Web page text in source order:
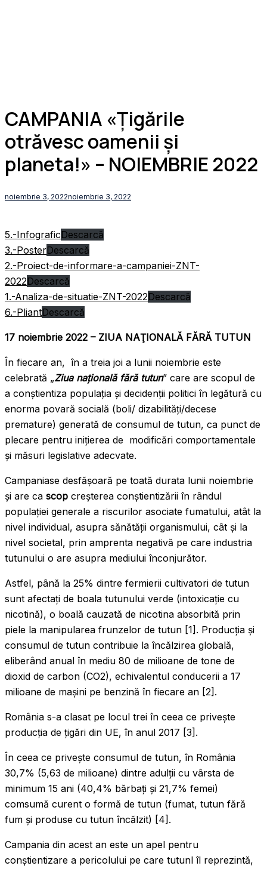
CAMPANIA «Ţigările
otrăvesc oamenii şi
planeta!» – NOIEMBRIE 2022
noiembrie 3, 2022noiembrie 3, 2022
5.-InfograficDescarcă
3.-PosterDescarcă
2.-Proiect-de-informare-a-campaniei-ZNT-
2022Descarcă
1.-Analiza-de-situatie-ZNT-2022Descarcă
6.-PliantDescarcă
17 noiembrie 2022 – ZIUA NAŢIONALĂ FĂRĂ TUTUN
În fiecare an, în a treia joi a lunii noiembrie este
celebrată „Ziua naţională fără tutun” care are scopul de
a conştientiza populația şi decidenţii politici în legătură cu
enorma povară socială (boli/ dizabilități/decese
premature) generată de consumul de tutun, ca punct de
plecare pentru inițierea de modificări comportamentale
și măsuri legislative adecvate.
Campaniase desfășoară pe toată durata lunii noiembrie
și are ca scop creșterea conștientizării în rândul
populației generale a riscurilor asociate fumatului, atât la
nivel individual, asupra sănătății organismului, cât și la
nivel societal, prin amprenta negativă pe care industria
tutunului o are asupra mediului înconjurător.
Astfel, până la 25% dintre fermierii cultivatori de tutun
sunt afectați de boala tutunului verde (intoxicație cu
nicotină), o boală cauzată de nicotina absorbită prin
piele la manipularea frunzelor de tutun [1]. Producția și
consumul de tutun contribuie la încălzirea globală,
eliberând anual în mediu 80 de milioane de tone de
dioxid de carbon (CO2), echivalentul conducerii a 17
milioane de mașini pe benzină în fiecare an [2].
România s-a clasat pe locul trei în ceea ce priveşte
producţia de ţigări din UE, în anul 2017 [3].
În ceea ce privește consumul de tutun, în România
30,7% (5,63 de milioane) dintre adulții cu vârsta de
minimum 15 ani (40,4% bărbați și 21,7% femei)
comsumă curent o formă de tutun (fumat, tutun fără
fum și produse cu tutun încălzit) [4].
Campania din acest an este un apel pentru
conștientizare a pericolului pe care tutunl îl reprezintă,